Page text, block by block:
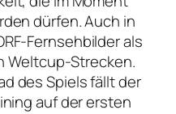
dürfen. Auch in
Fernsehbilder als
Weltcup-Strecken.
des Spiels fällt der
auf der ersten